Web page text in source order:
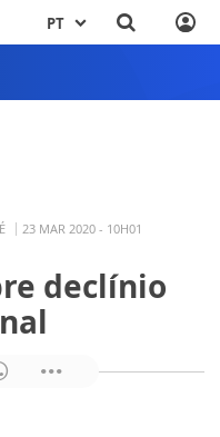
PT
23 MAR 2020 - 10H01
declínio